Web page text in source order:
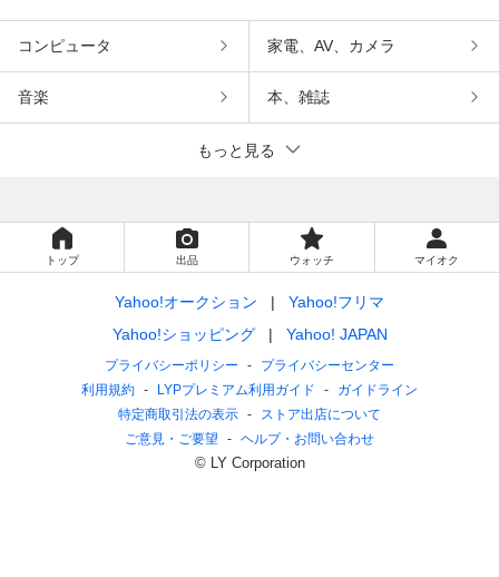
コンピュータ 家電、AV、カメラ
音楽 本、雑誌
もっと見る
トップ 出品 ウォッチ マイオク
Yahoo!オークション
Yahoo!フリマ
Yahoo!ショッピング
Yahoo! JAPAN
プライバシーポリシー
プライバシーセンター
利用規約
LYPプレミアム利用ガイド
ガイドライン
特定商取引法の表示
ストア出店について
ご意見・ご要望
ヘルプ・お問い合わせ
© LY Corporation